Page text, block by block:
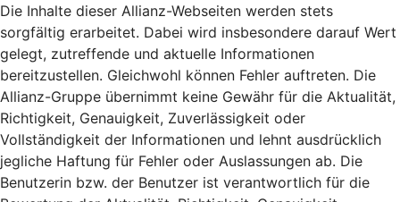
Die Inhalte dieser Allianz-Webseiten werden stets
sorgfältig erarbeitet. Dabei wird insbesondere darauf Wert
gelegt, zutreffende und aktuelle Informationen
bereitzustellen. Gleichwohl können Fehler auftreten. Die
Allianz-Gruppe übernimmt keine Gewähr für die Aktualität,
Richtigkeit, Genauigkeit, Zuverlässigkeit oder
Vollständigkeit der Informationen und lehnt ausdrücklich
jegliche Haftung für Fehler oder Auslassungen ab. Die
Benutzerin bzw. der Benutzer ist verantwortlich für die